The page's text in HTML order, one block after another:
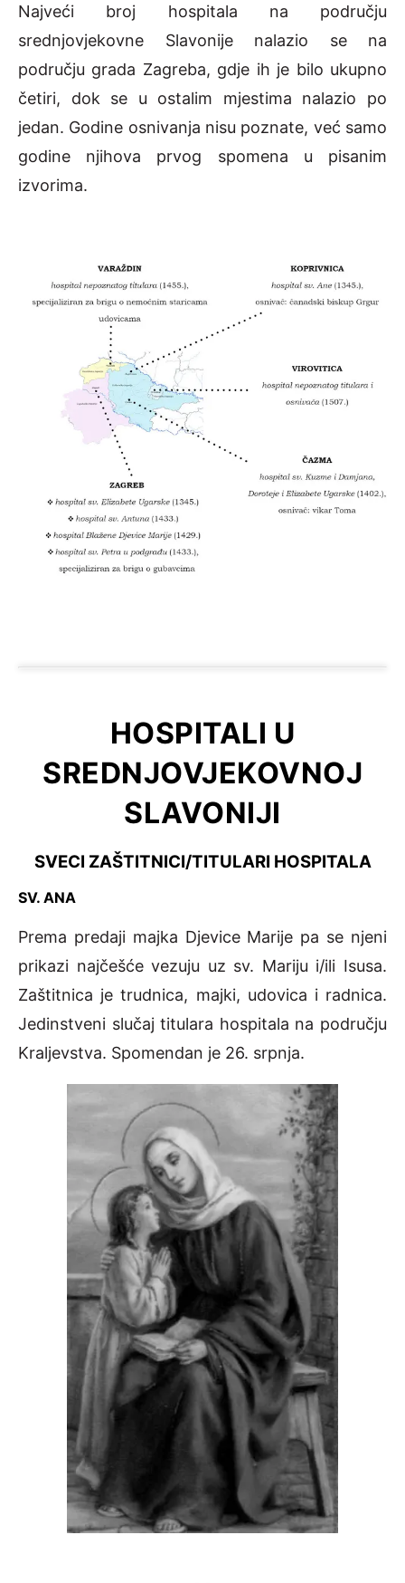
Najveći broj hospitala na području
srednjovjekovne Slavonije nalazio se na
području grada Zagreba, gdje ih je bilo ukupno
četiri, dok se u ostalim mjestima nalazio po
jedan. Godine osnivanja nisu poznate, već samo
godine njihova prvog spomena u pisanim
izvorima.
HOSPITALI U
SREDNJOVJEKOVNOJ
SLAVONIJI
SVECI ZAŠTITNICI/TITULARI HOSPITALA
SV. ANA
Prema predaji majka Djevice Marije pa se njeni
prikazi najčešće vezuju uz sv. Mariju i/ili Isusa.
Zaštitnica je trudnica, majki, udovica i radnica.
Jedinstveni slučaj titulara hospitala na području
Kraljevstva. Spomendan je 26. srpnja.